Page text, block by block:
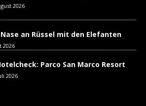
2026
an Rüssel mit den Elefanten
2026
Parco San Marco Resort
2026